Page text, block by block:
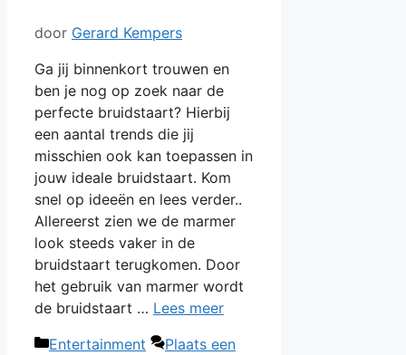
door Gerard Kempers
Ga jij binnenkort trouwen en
ben je nog op zoek naar de
perfecte bruidstaart? Hierbij
een aantal trends die jij
misschien ook kan toepassen in
jouw ideale bruidstaart. Kom
snel op ideeën en lees verder..
Allereerst zien we de marmer
look steeds vaker in de
bruidstaart terugkomen. Door
het gebruik van marmer wordt
de bruidstaart … Lees meer
Categorieën
Entertainment
Plaats een